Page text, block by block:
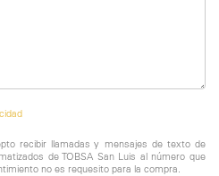
recibir llamadas y mensajes de texto de
de TOBSA San Luis al número que
no es requesito para la compra.